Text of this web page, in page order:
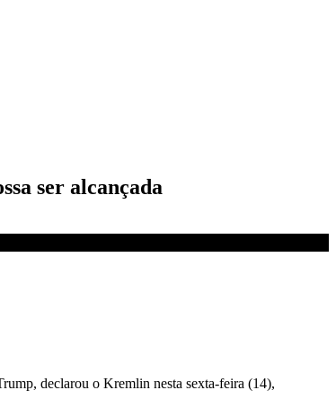
ser alcançada
declarou o Kremlin nesta sexta-feira (14),